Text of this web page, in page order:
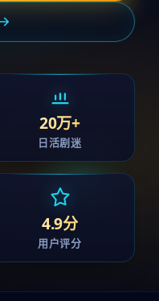
20万+
日活剧迷
4.9分
用户评分